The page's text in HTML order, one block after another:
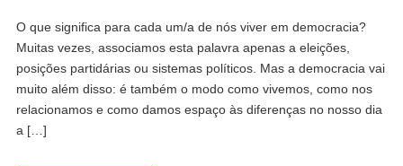
O que significa para cada um/a de nós viver em democracia?
Muitas vezes, associamos esta palavra apenas a eleições,
posições partidárias ou sistemas políticos. Mas a democracia vai
muito além disso: é também o modo como vivemos, como nos
relacionamos e como damos espaço às diferenças no nosso dia
a […]